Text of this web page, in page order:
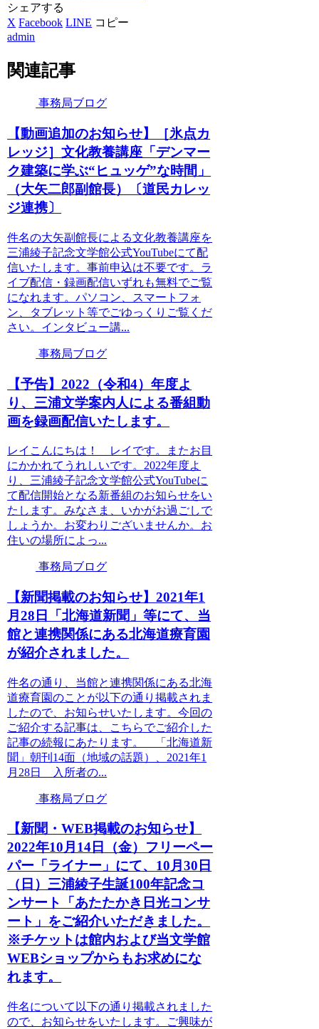
シェアする
X Facebook LINE コピー
admin
関連記事
事務局ブログ
【動画追加のお知らせ】［氷点カ
レッジ］文化教養講座「デンマー
ク建築に学ぶ“ヒュッゲ”な時間」
（大矢二郎副館長）〔道民カレッ
ジ連携〕
件名の大矢副館長による文化教養講座を
三浦綾子記念文学館公式YouTubeにて配
信いたします。事前申込は不要です。ラ
イブ配信・録画配信いずれも無料でご覧
になれます。パソコン、スマートフォ
ン、タブレット等でごゆっくりご覧くだ
さい。インタビュー講...
事務局ブログ
【予告】2022（令和4）年度よ
り、三浦文学案内人による番組動
画を録画配信いたします。
レイこんにちは！ レイです。またお目
にかかれてうれしいです。2022年度よ
り、三浦綾子記念文学館公式YouTubeに
て配信開始となる新番組のお知らせをい
たします。みなさま、いかがお過ごしで
しょうか。お変わりございませんか。お
住いの場所によっ...
事務局ブログ
【新聞掲載のお知らせ】2021年1
月28日「北海道新聞」等にて、当
館と連携関係にある北海道療育園
が紹介されました。
件名の通り、当館と連携関係にある北海
道療育園のことが以下の通り掲載されま
したので、お知らせいたします。今回の
ご紹介する記事は、こちらでご紹介した
記事の続報にあたります。 「北海道新
聞」朝刊14面（地域の話題）、2021年1
月28日 入所者の...
事務局ブログ
【新聞・WEB掲載のお知らせ】
2022年10月14日（金）フリーペー
パー「ライナー」にて、10月30日
（日）三浦綾子生誕100年記念コ
ンサート「あたたかき日光コンサ
ート」をご紹介いただきました。
※チケットは館内および当文学館
WEBショップからもお求めにな
れます。
件名について以下の通り掲載されました
ので、お知らせをいたします。ご興味が